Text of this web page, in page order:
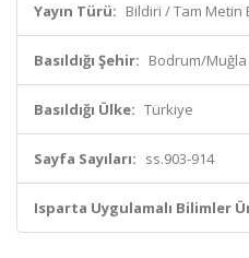
Yayın Türü: Bildiri / Tam Metin
Basıldığı Şehir: Bodrum/Muğla
Basıldığı Ülke: Türkiye
Sayfa Sayıları: ss.903-914
Isparta Uygulamalı Bilimler